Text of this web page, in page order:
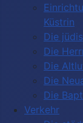
Küstrin
Die
Die
Die
Die
Die
Verkehr